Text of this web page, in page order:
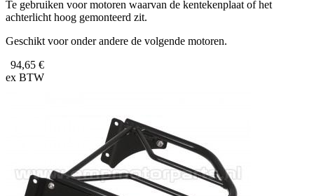
Te gebruiken voor motoren waarvan de kentekenplaat of het
achterlicht hoog gemonteerd zit.
Geschikt voor onder andere de volgende motoren.
94,65 €
ex BTW